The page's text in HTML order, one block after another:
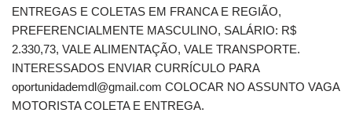
ENTREGAS E COLETAS EM FRANCA E REGIÃO,
PREFERENCIALMENTE MASCULINO, SALÁRIO: R$
2.330,73, VALE ALIMENTAÇÃO, VALE TRANSPORTE.
INTERESSADOS ENVIAR CURRÍCULO PARA
oportunidademdl@gmail.com COLOCAR NO ASSUNTO VAGA
MOTORISTA COLETA E ENTREGA.